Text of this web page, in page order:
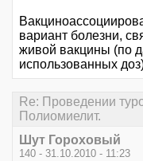
вариант болезни,
живой вакцины (по
использованных
Re: Проведении
Полиомиелит.
Шут Гороховый
140 - 31.10.2010 - 11:23